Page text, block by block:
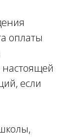
оплаты
если